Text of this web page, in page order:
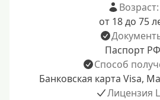
Возраст:
от 18 до 75
Паспорт РФ
Способ
Банковская карта Visa,
Лицензия